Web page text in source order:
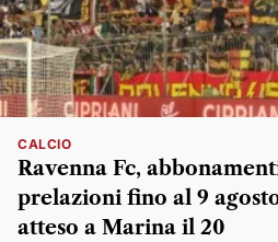
CALCIO
Ravenna Fc,
prelazioni fino al 9
atteso a Marina il 20